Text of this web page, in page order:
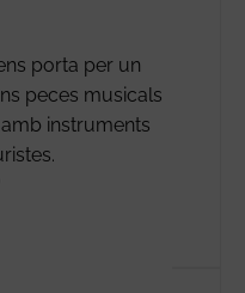
porta per un
peces musicals
instruments